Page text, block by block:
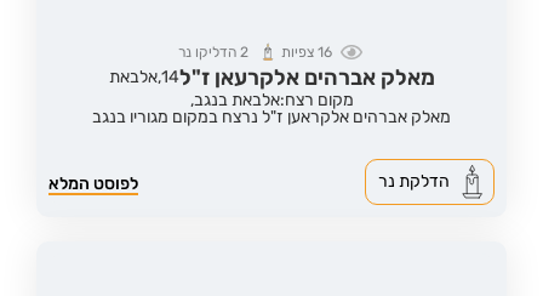
16צפיות 2 הדליקו נר
מאלק אברהים אלקרעאן ז"ל14,אלבאת
מקום רצח:אלבאת בנגב,
מאלק אברהים אלקראען ז"ל נרצח במקום מגוריו בנגב
לפוסט המלא הדלקת נר